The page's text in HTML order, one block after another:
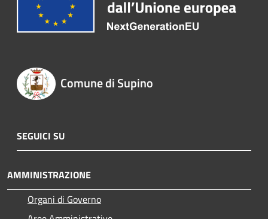
Comune di Supino
SEGUICI SU
AMMINISTRAZIONE
Organi di Governo